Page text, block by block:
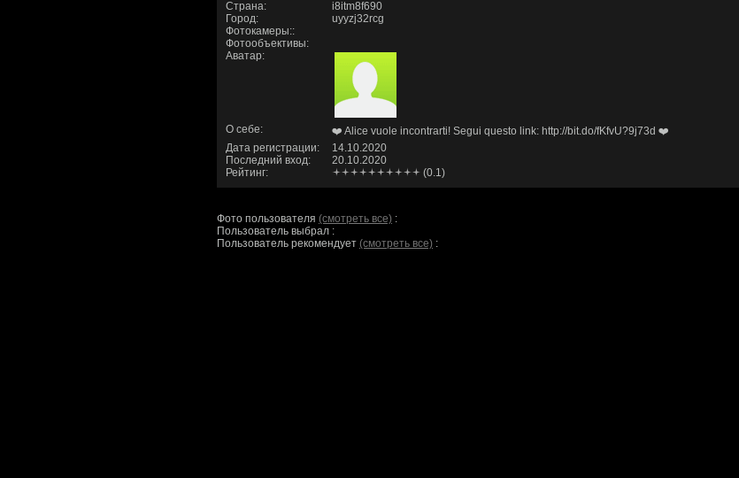
Страна:
i8itm8f690
Город:
uyyzj32rcg
Фотокамеры::
Фотообъективы:
Аватар:
О себе:
❤️ Alice vuole incontrarti! Segui questo link: http://bit.do/fKfvU?9j73d ❤️
Дата регистрации:
14.10.2020
Последний вход:
20.10.2020
Рейтинг:
(0.1)
Фото пользователя (смотреть все) :
Пользователь выбрал :
Пользователь рекомендует (смотреть все) :